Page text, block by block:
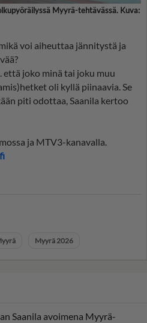
Myyrä-tehtävässä. Kuva:
voi aiheuttaa jännitystä ja
että joko minä tai joku muu
oli kyllä piinaavia. Se
piti odottaa, Saanila kertoo
ja MTV3-kanavalla.
Myyrä 2026
Saanila avoimena Myyrä-